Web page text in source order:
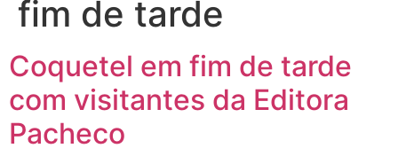
fim de tarde
Coquetel em fim de tarde
com visitantes da Editora
Pacheco